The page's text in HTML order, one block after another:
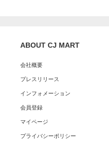
ABOUT CJ MART
会社概要
プレスリリース
インフォメーション
会員登録
マイページ
プライバシーポリシー